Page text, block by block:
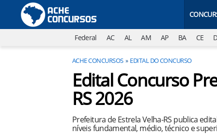
Federal AC AL AM AP BA CE
ACHE CONCURSOS EDITAL DO CONCURSO
Edital Concurso
RS 2026
Prefeitura de Estrela Velha-RS publica
níveis fundamental, médio, técnico e